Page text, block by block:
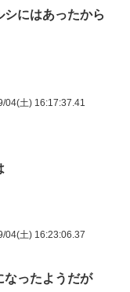
にはあったから
04(土) 16:17:37.41
04(土) 16:23:06.37
なったようだが